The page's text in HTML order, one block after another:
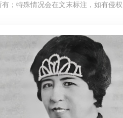
；特殊情况会在文末标注，如有侵权